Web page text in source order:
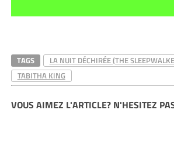
TAGS
LA NUIT DÉCHIRÉE (THE
TABITHA KING
VOUS AIMEZ L'ARTICLE? N'HESITEZ